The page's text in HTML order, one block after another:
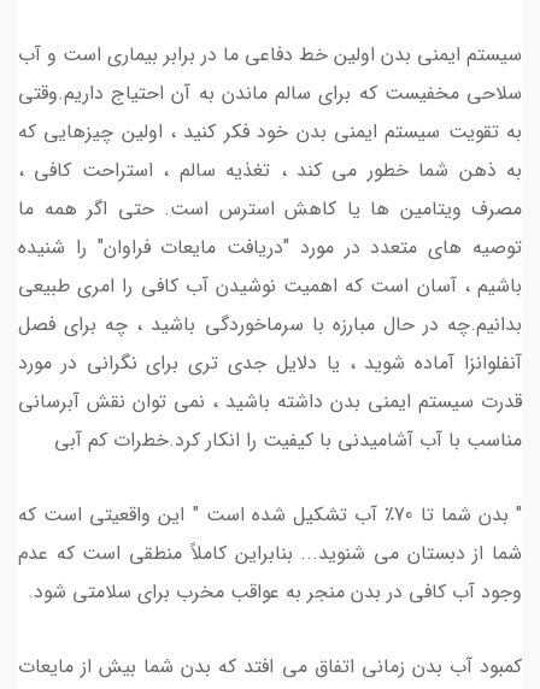
سیستم ایمنی بدن اولین خط دفاعی ما در برابر بیماری است و آب
سلاحی مخفیست که برای سالم ماندن به آن احتیاج داریم.وقتی
به تقویت سیستم ایمنی بدن خود فکر کنید ، اولین چیزهایی که
به ذهن شما خطور می کند ، تغذیه سالم ، استراحت کافی ،
مصرف ویتامین ها یا کاهش استرس است. حتی اگر همه ما
توصیه های متعدد در مورد "دریافت مایعات فراوان" را شنیده
باشیم ، آسان است که اهمیت نوشیدن آب کافی را امری طبیعی
بدانیم.چه در حال مبارزه با سرماخوردگی باشید ، چه برای فصل
آنفلوانزا آماده شوید ، یا دلایل جدی تری برای نگرانی در مورد
قدرت سیستم ایمنی بدن داشته باشید ، نمی توان نقش آبرسانی
مناسب با آب آشامیدنی با کیفیت را انکار کرد.خطرات کم آبی
" بدن شما تا 70٪ آب تشکیل شده است " این واقعیتی است که
شما از دبستان می شنوید... بنابراین کاملاً منطقی است که عدم
وجود آب کافی در بدن منجر به عواقب مخرب برای سلامتی شود.
کمبود آب بدن زمانی اتفاق می افتد که بدن شما بیش از مایعات